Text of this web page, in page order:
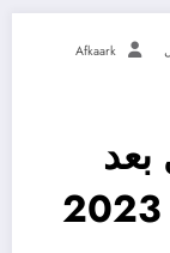
Afkaark